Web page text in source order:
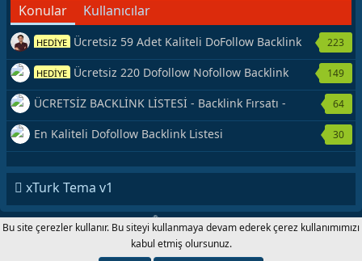
Konular
Kullanıcılar
HEDİYE Ücretsiz 59 Adet Kaliteli DoFollow Backlink
Kaynağı Veriyorum.
223
HEDİYE Ücretsiz 220 Dofollow Nofollow Backlink
Veriyorum
149
ÜCRETSİZ BACKLİNK LİSTESİ - Backlink Fırsatı -
Hemen Yetiş!
64
En Kaliteli Dofollow Backlink Listesi 30
xTurk Tema v1
Forum software by XenForo® © 2010-2020 XenForo Ltd.|Add-Onsby
xenMade.com xTurk.com 2001-2020 © Copyright All Rights Reserved.
Toplam sorgu 11 Toplam zaman
Bu site çerezler kullanır. Bu siteyi kullanmaya devam ederek çerez kullanımımızı
kabul etmiş olursunuz.